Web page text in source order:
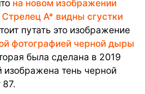
на новом изображении
А* видны сгустки
путать это изображение
фотографией черной дыры
была сделана в 2019
изображена тень черной